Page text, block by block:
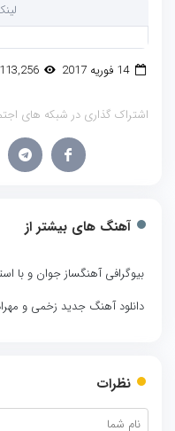
14 فوریه 2017 113,256 دانلود
اشتراک گذاری در شبکه های
آهنگ های بیشتر از
بیوگرافی آهنگساز جوان و با
دانلود آهنگ جدید زخمی و
نظرات